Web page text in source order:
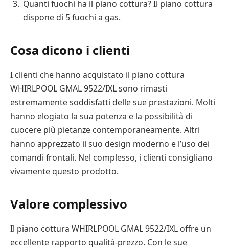
Quanti fuochi ha il piano cottura? Il piano cottura
dispone di 5 fuochi a gas.
Cosa dicono i clienti
I clienti che hanno acquistato il piano cottura
WHIRLPOOL GMAL 9522/IXL sono rimasti
estremamente soddisfatti delle sue prestazioni. Molti
hanno elogiato la sua potenza e la possibilità di
cuocere più pietanze contemporaneamente. Altri
hanno apprezzato il suo design moderno e l’uso dei
comandi frontali. Nel complesso, i clienti consigliano
vivamente questo prodotto.
Valore complessivo
Il piano cottura WHIRLPOOL GMAL 9522/IXL offre un
eccellente rapporto qualità-prezzo. Con le sue